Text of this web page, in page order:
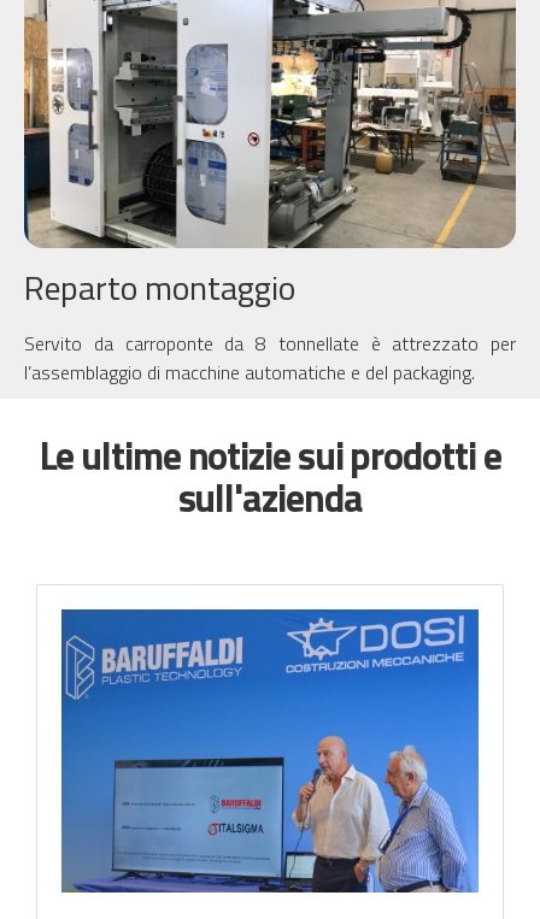
Reparto montaggio
Servito da carroponte da 8 tonnellate è attrezzato per
l’assemblaggio di macchine automatiche e del packaging.
Le ultime notizie sui prodotti e
sull'azienda